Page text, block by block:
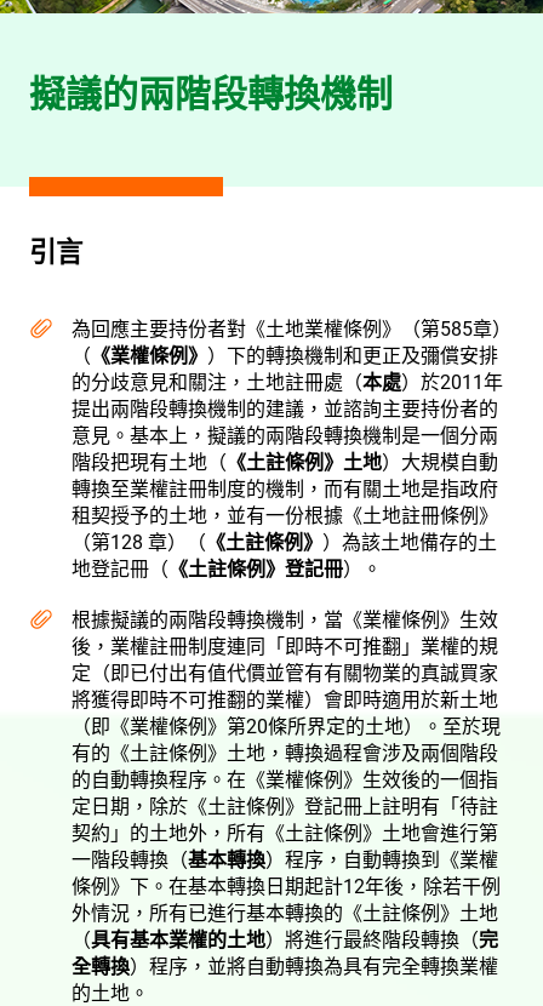
擬議的兩階段轉換機制
引言
為回應主要持份者對《土地業權條例》（第585章）
（ 《業權條例》 ）下的轉換機制和更正及彌償安排
的分歧意見和關注，土地註冊處（本處）於2011年
提出兩階段轉換機制的建議，並諮詢主要持份者的
意見。基本上，擬議的兩階段轉換機制是一個分兩
階段把現有土地（ 《土註條例》土地）大規模自動
轉換至業權註冊制度的機制，而有關土地是指政府
租契授予的土地，並有一份根據《土地註冊條例》
（第128 章）（ 《土註條例》 ）為該土地備存的土
地登記冊（ 《土註條例》登記冊）。
根據擬議的兩階段轉換機制，當《業權條例》生效
後，業權註冊制度連同「即時不可推翻」業權的規
定（即已付出有值代價並管有有關物業的真誠買家
將獲得即時不可推翻的業權）會即時適用於新土地
（即《業權條例》第20條所界定的土地）。至於現
有的《土註條例》土地，轉換過程會涉及兩個階段
的自動轉換程序。在《業權條例》生效後的一個指
定日期，除於 《土註條例》登記冊上註明有「待註
契約」的土地外，所有《土註條例》土地會進行第
一階段轉換（基本轉換）程序，自動轉換到《業權
條例》下。在基本轉換日期起計12年後，除若干例
外情況，所有已進行基本轉換的《土註條例》土地
（具有基本業權的土地）將進行最終階段轉換（完
全轉換）程序，並將自動轉換為具有完全轉換業權
的土地。